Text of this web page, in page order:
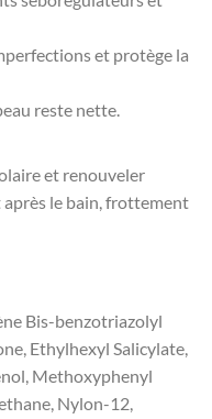
et protège la
reste nette.
et renouveler
le bain, frottement
Bis-benzotriazolyl
Ethylhexyl Salicylate,
Methoxyphenyl
Nylon-12,